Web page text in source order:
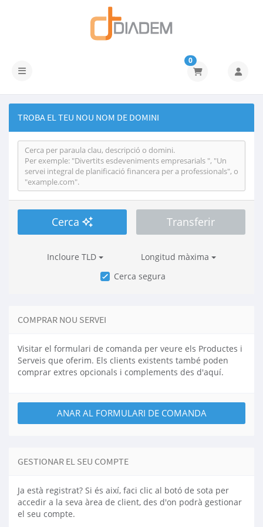
Canvia la navegació
0
TROBA EL TEU NOU NOM DE DOMINI
Cerca Transferir
Incloure TLD
Longitud màxima
Cerca segura
COMPRAR NOU SERVEI
Visitar el formulari de comanda per veure els Productes i
Serveis que oferim. Els clients existents també poden
comprar extres opcionals i complements des d'aquí.
ANAR AL FORMULARI DE COMANDA
GESTIONAR EL SEU COMPTE
Ja està registrat? Si és així, faci clic al botó de sota per
accedir a la seva àrea de client, des d'on podrà gestionar
el seu compte.